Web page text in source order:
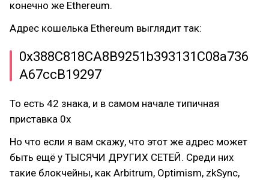
конечно же Ethereum.
Адрес кошелька Ethereum выглядит так:
0x388C818CA8B9251b393131C08a736
A67ccB19297
То есть 42 знака, и в самом начале типичная
приставка 0x
Но что если я вам скажу, что этот же адрес может
быть ещё у ТЫСЯЧИ ДРУГИХ СЕТЕЙ. Среди них
такие блокчейны, как Arbitrum, Optimism, zkSync,